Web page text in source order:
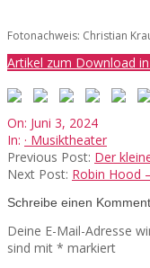
Fotonachweis: Christian
Artikel zum Download
2024-
06-
03
On: Juni 3, 2024
In: · Musiktheater
Previous Post: Der
Next Post: Robin Hood
Schreibe einen
Deine E-Mail-Adresse
sind mit * markiert